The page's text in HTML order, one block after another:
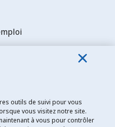
outils de suivi pour vous
vous visitez notre site.
à vous pour contrôler